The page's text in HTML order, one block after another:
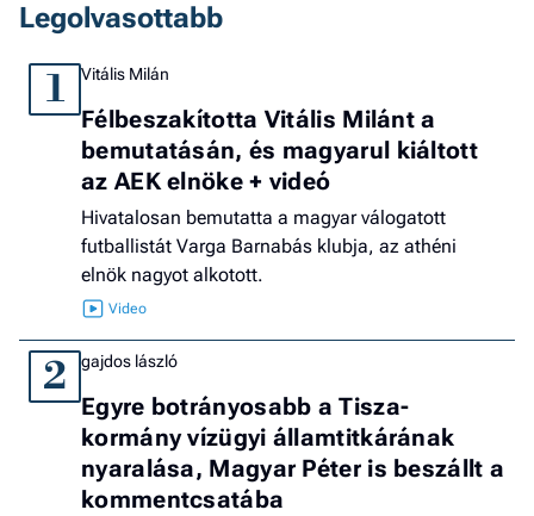
Legolvasottabb
1 Vitális Milán
Félbeszakította Vitális Milánt a
bemutatásán, és magyarul kiáltott
az AEK elnöke + videó
Hivatalosan bemutatta a magyar válogatott
futballistát Varga Barnabás klubja, az athéni
elnök nagyot alkotott.
2 gajdos lászló
Egyre botrányosabb a Tisza-
kormány vízügyi államtitkárának
nyaralása, Magyar Péter is beszállt a
kommentcsatába